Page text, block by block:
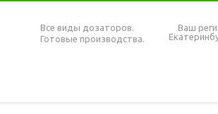
Все виды дозаторов.
Готовые производства.
Ваш